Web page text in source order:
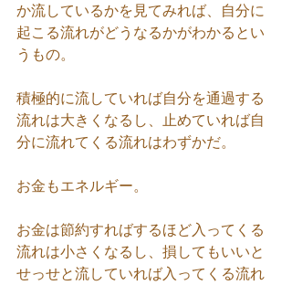
か流しているかを見てみれば、自分に
起こる流れがどうなるかがわかるとい
うもの。
積極的に流していれば自分を通過する
流れは大きくなるし、止めていれば自
分に流れてくる流れはわずかだ。
お金もエネルギー。
お金は節約すればするほど入ってくる
流れは小さくなるし、損してもいいと
せっせと流していれば入ってくる流れ